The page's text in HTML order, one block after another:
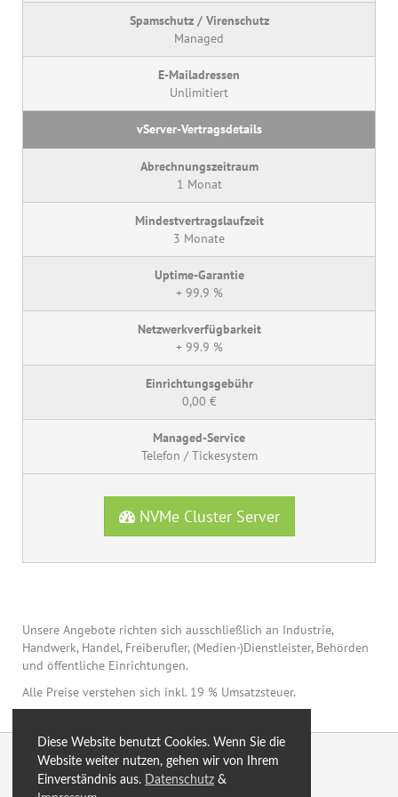
Diese Website benutzt Cookies. Wenn Sie die
Website weiter nutzen, gehen wir von Ihrem
Einverständnis aus. Datenschutz &
Managed
Unlimitiert
1 Monat
3 Monate
+ 99.9 %
+ 99.9 %
0,00 €
Telefon / Tickesystem
NVMe Cluster Server
Unsere Angebote richten sich ausschließlich an Industrie,
Handwerk, Handel, Freiberufler, (Medien-)Dienstleister, Behörden
und öffentliche Einrichtungen.
Alle Preise verstehen sich inkl. 19 % Umsatzsteuer.
© 2026 by eXtro.hosting